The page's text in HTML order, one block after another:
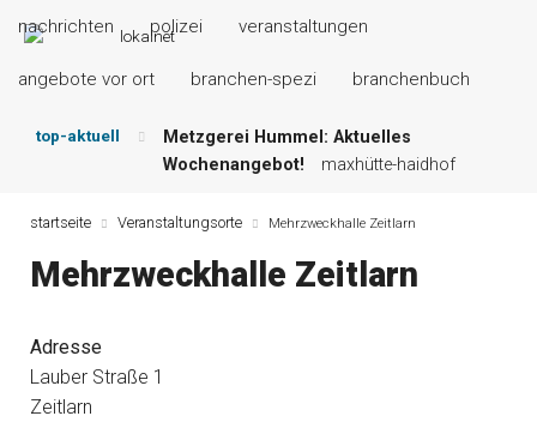
nachrichten polizei veranstaltungen
angebote vor ort branchen-spezi branchenbuch
top-aktuell
Metzgerei Hummel: Aktuelles
Wochenangebot!
maxhütte-haidhof
Grillspezialitäten u.v.m.!
kallmünz
und mehr …
burglengenfeld
startseite Veranstaltungsorte Mehrzweckhalle Zeitlarn
Mehrzweckhalle Zeitlarn
Adresse
Lauber Straße 1
Zeitlarn